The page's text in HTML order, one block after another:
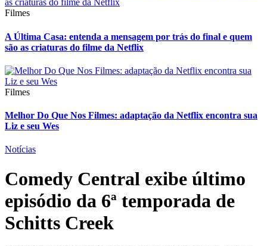
Filmes
A Última Casa: entenda a mensagem por trás do final e quem
são as criaturas do filme da Netflix
Filmes
Melhor Do Que Nos Filmes: adaptação da Netflix encontra sua
Liz e seu Wes
Notícias
Comedy Central exibe último
episódio da 6ª temporada de
Schitts Creek